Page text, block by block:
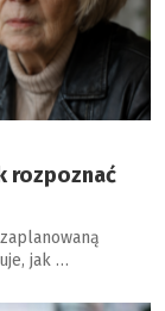
rozpoznać
jak …